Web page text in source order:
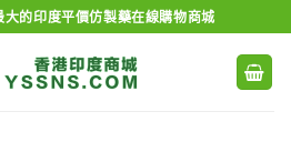
大的印度平價仿製藥在線購物商城